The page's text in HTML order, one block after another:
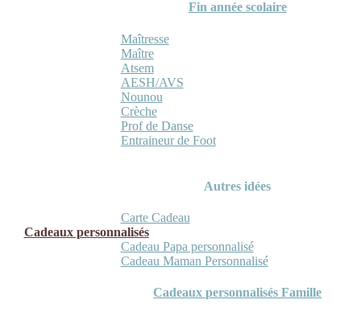
Fin année scolaire
Maîtresse
Maître
Atsem
AESH/AVS
Nounou
Crèche
Prof de Danse
Entraineur de Foot
Autres idées
Carte Cadeau
Cadeaux personnalisés
Cadeau Papa personnalisé
Cadeau Maman Personnalisé
Cadeaux personnalisés Famille